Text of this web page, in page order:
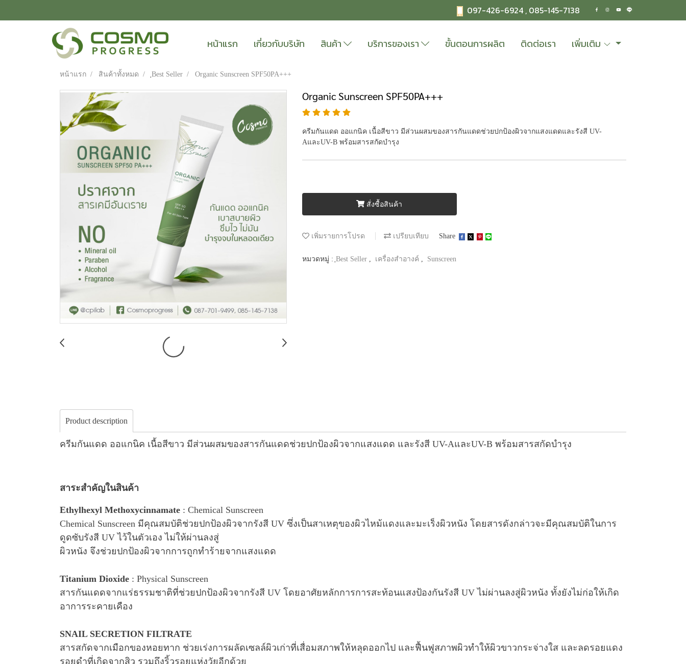
097-426-6924 , 085-145-7138
หน้าแรก เกี่ยวกับบริษัท สินค้า บริการของเรา ขั้นตอนการผลิต ติดต่อเรา เพิ่มเติม
หน้าแรก สินค้าทั้งหมด ฺBest Seller Organic Sunscreen SPF50PA+++
Organic Sunscreen SPF50PA+++
ครีมกันแดด ออแกนิค เนื้อสีขาว มีส่วนผสมของสารกันแดดช่วยปกป้องผิวจากแสงแดดและรังสี UV-
AและUV-B พร้อมสารสกัดบำรุง
สั่งซื้อสินค้า
เพิ่มรายการโปรด เปรียบเทียบ Share
หมวดหมู่ : ฺBest Seller , เครื่องสำอางค์ , Sunscreen
Product description
ครีมกันแดด ออแกนิค เนื้อสีขาว มีส่วนผสมของสารกันแดดช่วยปกป้องผิวจากแสงแดด และรังสี UV-AและUV-B พร้อมสารสกัดบำรุง
สาระสำคัญในสินค้า
Ethylhexyl Methoxycinnamate : Chemical Sunscreen
Chemical Sunscreen มีคุณสมบัติช่วยปกป้องผิวจากรังสี UV ซึ่งเป็นสาเหตุของผิวไหม้แดงและมะเร็งผิวหนัง โดยสารดังกล่าวจะมีคุณสมบัติในการ
ดูดซับรังสี UV ไว้ในตัวเอง ไม่ให้ผ่านลงสู่
ผิวหนัง จึงช่วยปกป้องผิวจากการถูกทำร้ายจากแสงแดด
Titanium Dioxide : Physical Sunscreen
สารกันแดดจากแร่ธรรมชาติที่ช่วยปกป้องผิวจากรังสี UV โดยอาศัยหลักการการสะท้อนแสงป้องกันรังสี UV ไม่ผ่านลงสู่ผิวหนัง ทั้งยังไม่ก่อให้เกิด
อาการระคายเคือง
SNAIL SECRETION FILTRATE
สารสกัดจากเมือกของหอยทาก ช่วยเร่งการผลัดเซลล์ผิวเก่าที่เสื่อมสภาพให้หลุดออกไป และฟื้นฟูสภาพผิวทำให้ผิวขาวกระจ่างใส และลดรอยแดง
รอยดำที่เกิดจากสิว รวมถึงริ้วรอยแห่งวัยอีกด้วย